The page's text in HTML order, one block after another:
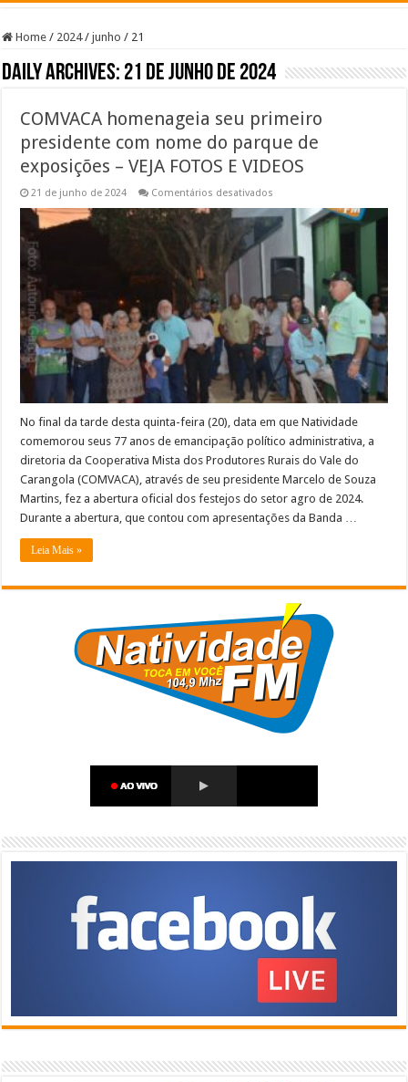
Home / 2024 / junho / 21
Daily Archives: 21 de junho de 2024
COMVACA homenageia seu primeiro
presidente com nome do parque de
exposições – VEJA FOTOS E VIDEOS
21 de junho de 2024 Comentários desativados
homenageia
seu
primeiro
com
nome
parque
de
exposições
–
VEJA
FOTOS
E
VIDEOS
No final da tarde desta quinta-feira (20), data em que Natividade
comemorou seus 77 anos de emancipação político administrativa, a
diretoria da Cooperativa Mista dos Produtores Rurais do Vale do
Carangola (COMVACA), através de seu presidente Marcelo de Souza
Martins, fez a abertura oficial dos festejos do setor agro de 2024.
Durante a abertura, que contou com apresentações da Banda …
Leia Mais »